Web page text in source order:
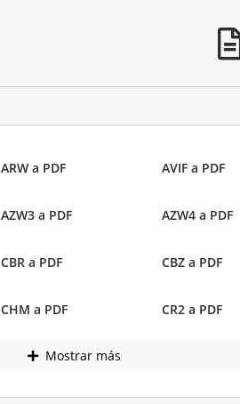
ARW a PDF AVIF a PDF
AZW3 a PDF AZW4 a PDF
CBR a PDF CBZ a PDF
CHM a PDF CR2 a PDF
Mostrar más